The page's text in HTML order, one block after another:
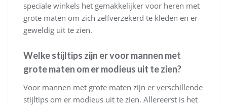
speciale winkels het gemakkelijker voor heren met
grote maten om zich zelfverzekerd te kleden en er
geweldig uit te zien.
Welke stijltips zijn er voor mannen met
grote maten om er modieus uit te zien?
Voor mannen met grote maten zijn er verschillende
stijltips om er modieus uit te zien. Allereerst is het